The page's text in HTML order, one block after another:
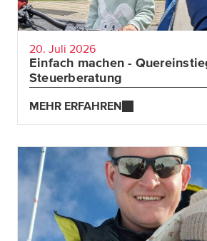
20. Juli 2026
Einfach machen -
Steuerberatung
MEHR ERFAHREN
klassischen Karriere als
zum Quereinstieg
Zwischen Steuerdschungel,
Kinder-ins-Bett-Bringen: Franz-
moderne Arbeitszeitmodelle,
starkes Team es möglich
Papa-Sein